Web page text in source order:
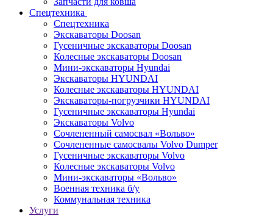
Спецтехника
Спецтехника
Экскаваторы Doosan
Гусеничные экскаваторы Doosan
Колесные экскаваторы Doosan
Мини-экскаваторы Hyundai
Экскаваторы HYUNDAI
Колесные экскаваторы HYUNDAI
Экскаваторы-погрузчики HYUNDAI
Гусеничные экскаваторы Hyundai
Экскаваторы Volvo
Сочлененный самосвал «Вольво»
Сочлененные самосвалы Volvo Dumper
Гусеничные экскаваторы Volvo
Колесные экскаваторы Volvo
Мини-экскаваторы «Вольво»
Военная техника б/у
Коммунальная техника
Услуги